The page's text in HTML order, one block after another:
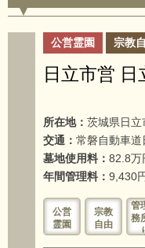
公営霊園 宗教
日立市営 日
所在地： 茨城県日
交通： 常磐自動車
墓地使用料： 82.8万
年間管理料： 9,430
公営
霊園
宗教
自由
管
務